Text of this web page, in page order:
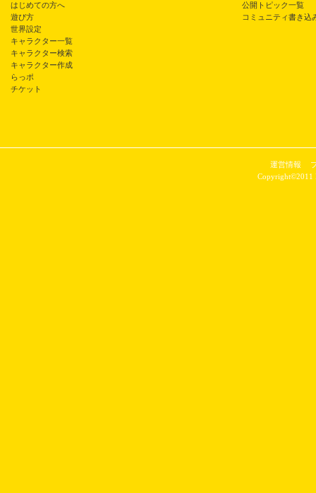
はじめての方へ
遊び方
世界設定
キャラクター一覧
キャラクター検索
キャラクター作成
らっポ
チケット
公開トピック一覧
コミュニティ書き込
運営情報
Copyright©2011